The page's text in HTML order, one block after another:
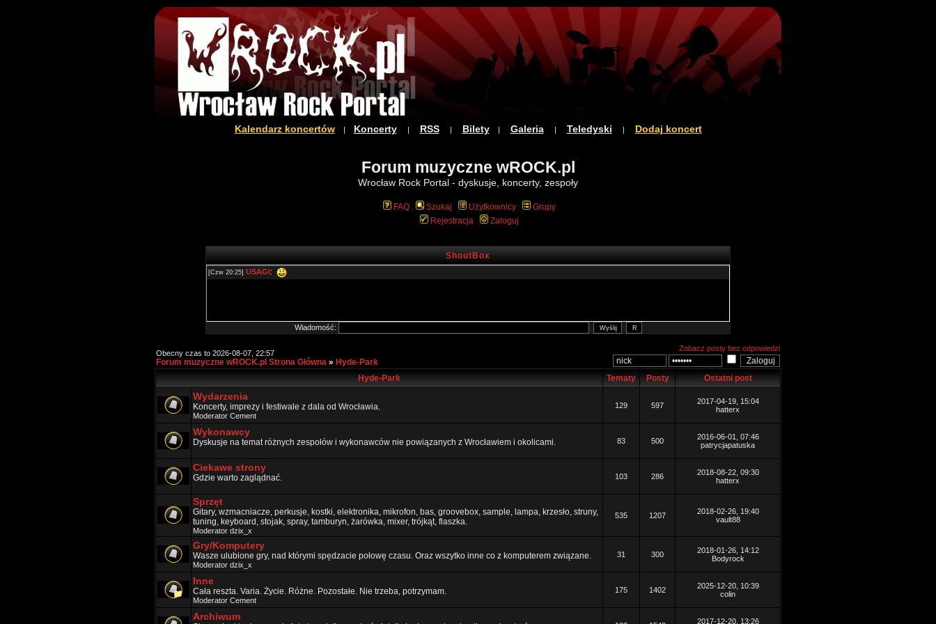
Kalendarz koncertów| Koncerty| RSS| Bilety| Galeria| Teledyski | Dodaj koncert
Forum muzyczne wROCK.pl
Wrocław Rock Portal - dyskusje, koncerty, zespoły
FAQ Szukaj Użytkownicy
Grupy
Rejestracja
Zaloguj
ShoutBox
Wiadomość:
Obecny czas to 2026-08-07, 22:57
Forum muzyczne wROCK.pl Strona Główna » Hyde-Park
Zobacz posty bez odpowiedzi
Hyde-Park Tematy Posty Ostatni post
Wydarzenia
Koncerty, imprezy i festiwale z dala od Wrocławia.
Moderator Cement
129 597
2017-04-19, 15:04
hatterx
Wykonawcy
Dyskusje na temat różnych zespołów i wykonawców nie powiązanych z Wrocławiem i okolicami. 83 500
2016-06-01, 07:46
patrycjapatuska
Ciekawe strony
Gdzie warto zaglądnać. 103 286
2018-08-22, 09:30
hatterx
Sprzęt
Gitary, wzmacniacze, perkusje, kostki, elektronika, mikrofon, bas, groovebox, sample, lampa, krzesło, struny,
tuning, keyboard, stojak, spray, tamburyn, żarówka, mixer, trójkąt, flaszka.
Moderator dzix_x
535 1207
2018-02-26, 19:40
vault88
Gry/Komputery
Wasze ulubione gry, nad którymi spędzacie połowę czasu. Oraz wszytko inne co z komputerem związane.
Moderator dzix_x
31 300
2018-01-26, 14:12
Bodyrock
Inne
Cała reszta. Varia. Życie. Różne. Pozostałe. Nie trzeba, potrzymam.
Moderator Cement
175 1402
2025-12-20, 10:39
colin
Archiwum 2017-12-20, 13:26